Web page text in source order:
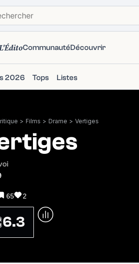
CommunautéDécouvrir
2026 Tops Listes
> Films > Drame > Vertiges
65 2
6.3